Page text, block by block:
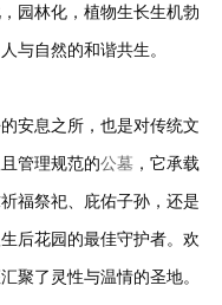
园林化，植物生长生机勃
与自然的和谐共生。
安息之所，也是对传统文
管理规范的公墓，它承载
福祭祀、庇佑子孙，还是
后花园的最佳守护者。欢
聚了灵性与温情的圣地。